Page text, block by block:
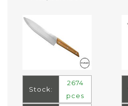
Stock:
2674
pces